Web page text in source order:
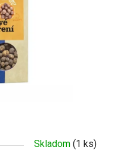
Skladom (1 ks)